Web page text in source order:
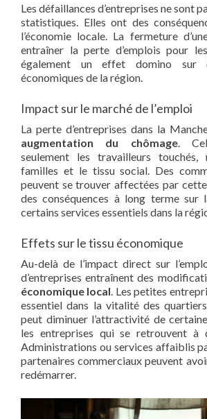
Les défaillances d’entreprises ne sont
statistiques. Elles ont des
l’économie locale. La fermeture
entraîner la perte d’emplois pour
également un effet domino sur
économiques de la région.
Impact sur le marché de l’emploi
La perte d’entreprises dans la
augmentation du chômage.
seulement les travailleurs touchés,
familles et le tissu social. Des
peuvent se trouver affectées par
des conséquences à long terme sur
certains services essentiels dans la
Effets sur le tissu économique
Au-delà de l’impact direct sur
d’entreprises entraînent des
économique local . Les petites
essentiel dans la vitalité des
peut diminuer l’attractivité de
les entreprises qui se retrouvent à
Administrations ou services affaiblis
partenaires commerciaux peuvent
redémarrer.